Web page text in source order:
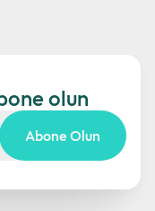
olun
Abone Olun